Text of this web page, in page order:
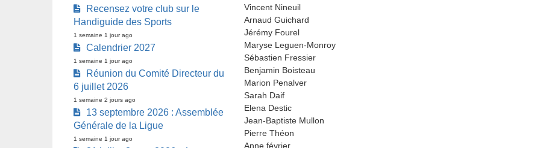
Recensez votre club sur le
Handiguide des Sports
1 semaine 1 jour ago
Calendrier 2027
1 semaine 1 jour ago
Réunion du Comité Directeur du
6 juillet 2026
1 semaine 2 jours ago
13 septembre 2026 : Assemblée
Générale de la Ligue
1 semaine 1 jour ago
Vincent Nineuil
Arnaud Guichard
Jérémy Fourel
Maryse Leguen-Monroy
Sébastien Fressier
Benjamin Boisteau
Marion Penalver
Sarah Daif
Elena Destic
Jean-Baptiste Mullon
Pierre Théon
Anne février